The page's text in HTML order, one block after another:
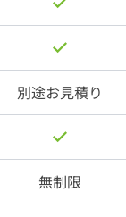
別途お見積り
無制限